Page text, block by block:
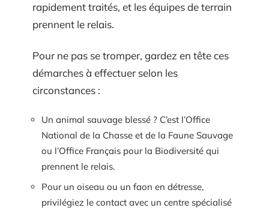
rapidement traités, et les équipes de terrain
prennent le relais.
Pour ne pas se tromper, gardez en tête ces
démarches à effectuer selon les
circonstances :
Un animal sauvage blessé ? C’est l’Office
National de la Chasse et de la Faune Sauvage
ou l’Office Français pour la Biodiversité qui
prennent le relais.
Pour un oiseau ou un faon en détresse,
privilégiez le contact avec un centre spécialisé